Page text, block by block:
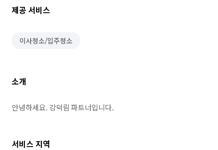
제공 서비스
이사청소/입주청소
소개
안녕하세요. 강덕림 파트너입니다.
서비스 지역